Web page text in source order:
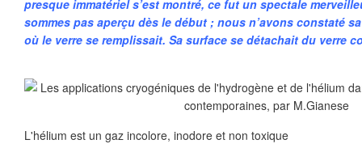
presque immatériel s’est montré, ce fut un spectale
sommes pas aperçu dès le début ; nous n’avons constaté
où le verre se remplissait. Sa surface se détachait du verre
L'hélium est un gaz incolore, inodore et non toxique